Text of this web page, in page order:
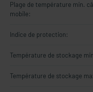
Plage de température min.
mobile:
Indice de protection:
Température de stockage
Température de stockage